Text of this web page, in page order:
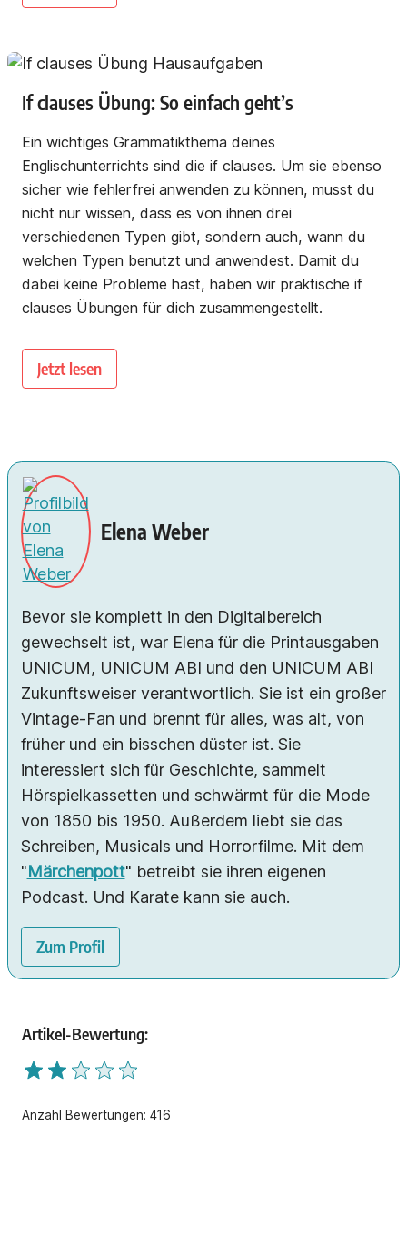
If clauses Übung: So einfach geht’s
Ein wichtiges Grammatikthema deines
Englischunterrichts sind die if clauses. Um sie ebenso
sicher wie fehlerfrei anwenden zu können, musst du
nicht nur wissen, dass es von ihnen drei
verschiedenen Typen gibt, sondern auch, wann du
welchen Typen benutzt und anwendest. Damit du
dabei keine Probleme hast, haben wir praktische if
clauses Übungen für dich zusammengestellt.
Jetzt lesen
Elena Weber
Bevor sie komplett in den Digitalbereich
gewechselt ist, war Elena für die Printausgaben
UNICUM, UNICUM ABI und den UNICUM ABI
Zukunftsweiser verantwortlich. Sie ist ein großer
Vintage-Fan und brennt für alles, was alt, von
früher und ein bisschen düster ist. Sie
interessiert sich für Geschichte, sammelt
Hörspielkassetten und schwärmt für die Mode
von 1850 bis 1950. Außerdem liebt sie das
Schreiben, Musicals und Horrorfilme. Mit dem
"Märchenpott" betreibt sie ihren eigenen
Podcast. Und Karate kann sie auch.
Zum Profil
Artikel-Bewertung:
Anzahl Bewertungen: 416